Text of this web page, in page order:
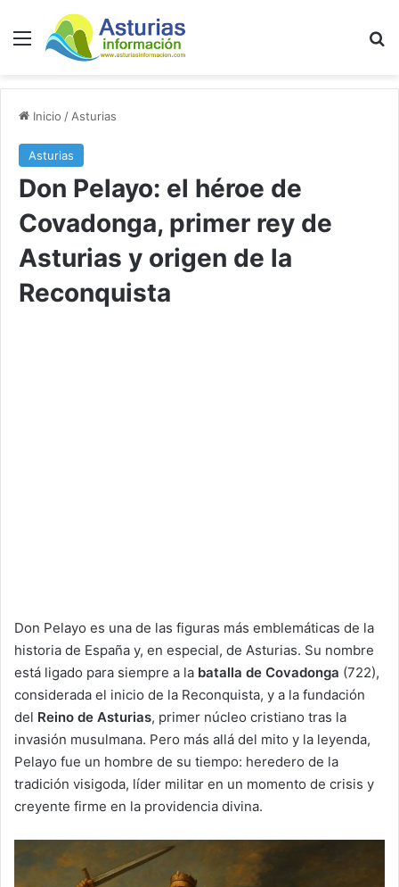
Menú
Inicio / Asturias
Asturias
Don Pelayo: el héroe de
Covadonga, primer rey de
Asturias y origen de la
Reconquista
Don Pelayo es una de las figuras más emblemáticas de la
historia de España y, en especial, de Asturias. Su nombre
está ligado para siempre a la batalla de Covadonga (722),
considerada el inicio de la Reconquista, y a la fundación
del Reino de Asturias, primer núcleo cristiano tras la
invasión musulmana. Pero más allá del mito y la leyenda,
Pelayo fue un hombre de su tiempo: heredero de la
tradición visigoda, líder militar en un momento de crisis y
creyente firme en la providencia divina.